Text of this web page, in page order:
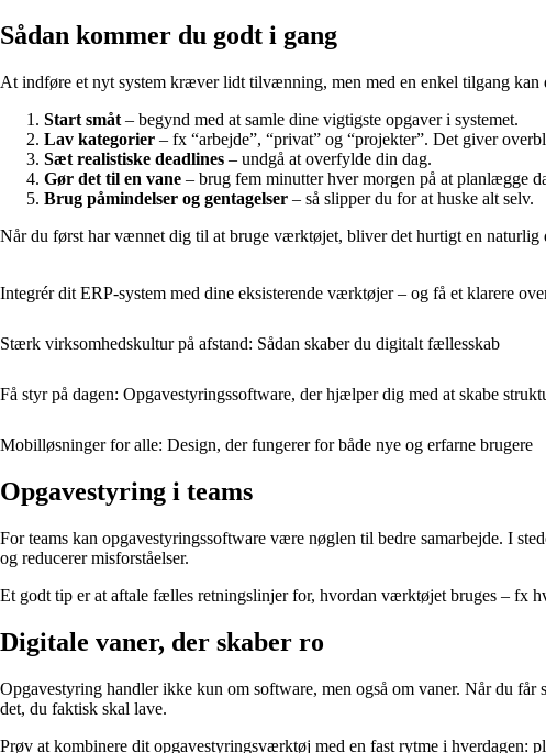
Sådan kommer du godt i gang
At indføre et nyt system kræver lidt tilvænning, men med en enkel tilgang
Start småt – begynd med at samle dine vigtigste opgaver i systemet.
Lav kategorier – fx “arbejde”, “privat” og “projekter”. Det giver
Sæt realistiske deadlines – undgå at overfylde din dag.
Gør det til en vane – brug fem minutter hver morgen på at planlægge
Brug påmindelser og gentagelser – så slipper du for at huske alt selv.
Når du først har vænnet dig til at bruge værktøjet, bliver det hurtigt en naturlig
Integrér dit ERP-system med dine eksisterende værktøjer – og få et klarere
Stærk virksomhedskultur på afstand: Sådan skaber du digitalt fællesskab
Få styr på dagen: Opgavestyringssoftware, der hjælper dig med at skabe
Mobil­løsninger for alle: Design, der fungerer for både nye og erfarne brugere
Opgavestyring i teams
For teams kan opgavestyringssoftware være nøglen til bedre samarbejde. I
og reducerer misforståelser.
Et godt tip er at aftale fælles retningslinjer for, hvordan værktøjet bruges – fx
Digitale vaner, der skaber ro
Opgavestyring handler ikke kun om software, men også om vaner. Når du
det, du faktisk skal lave.
Prøv at kombinere dit opgavestyringsværktøj med en fast rytme i hverdagen: